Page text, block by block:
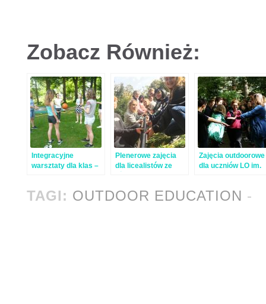
Zobacz Również:
Integracyjne
warsztaty dla klas –
Plenerowe zajęcia
dla licealistów ze
Zajęcia outdoorowe
dla uczniów LO im.
TAGI: OUTDOOR EDUCATION -